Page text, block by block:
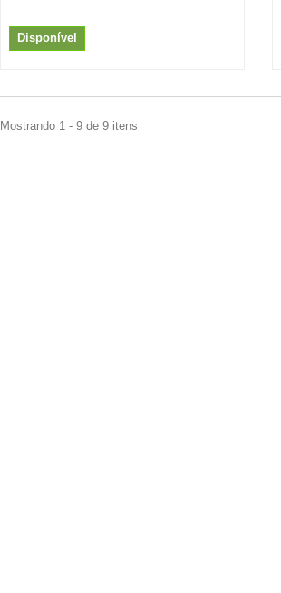
Disponível
Mostrando 1 - 9 de 9 itens